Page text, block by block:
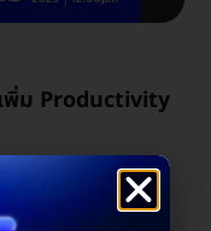
พิ่ม Productivity